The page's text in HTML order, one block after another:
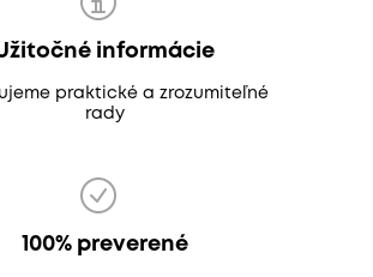
informácie
praktické a zrozumiteľné
rady
100% preverené